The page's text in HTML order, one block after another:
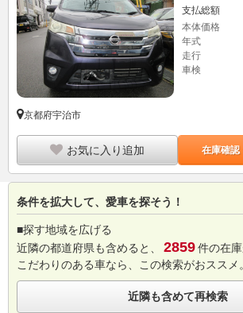
支払総額
本体価格
年式
走行
車検
京都府宇治市
お気に入り追加 在庫確認
条件を拡大して、愛車を探そう！
■探す地域を広げる
近隣の都道府県も含めると、
2859件の在
こだわりのある車なら、この検索がおススメ。
近隣も含めて再検索